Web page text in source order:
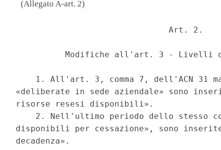
(Allegato A-art. 2)
                               Art. 2.
Modifiche all'art. 3 - Livelli
1. All'art. 3, comma 7, dell'ACN 31
«deliberate in sede aziendale» sono
risorse resesi disponibili».
2. Nell'ultimo periodo dello stesso
disponibili per cessazione», sono